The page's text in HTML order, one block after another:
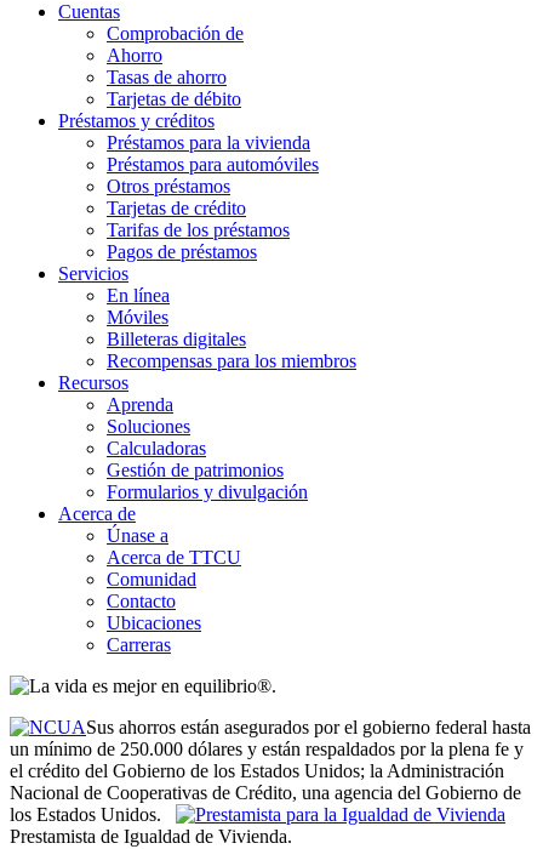
Cuentas
Comprobación de
Ahorro
Tasas de ahorro
Tarjetas de débito
Préstamos y créditos
Préstamos para la vivienda
Préstamos para automóviles
Otros préstamos
Tarjetas de crédito
Tarifas de los préstamos
Pagos de préstamos
Servicios
En línea
Móviles
Billeteras digitales
Recompensas para los miembros
Recursos
Aprenda
Soluciones
Calculadoras
Gestión de patrimonios
Formularios y divulgación
Acerca de
Únase a
Acerca de TTCU
Comunidad
Contacto
Ubicaciones
Carreras
Sus ahorros están asegurados por el gobierno federal hasta
un mínimo de 250.000 dólares y están respaldados por la plena fe y
el crédito del Gobierno de los Estados Unidos; la Administración
Nacional de Cooperativas de Crédito, una agencia del Gobierno de
los Estados Unidos.
Prestamista de Igualdad de Vivienda.